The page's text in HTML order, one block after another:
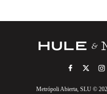
Metrópoli Abierta, SLU ©